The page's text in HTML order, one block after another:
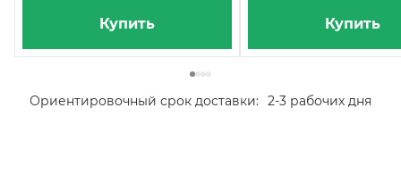
Купить Купить
Ориентировочный срок доставки: 2-3 рабочих дня